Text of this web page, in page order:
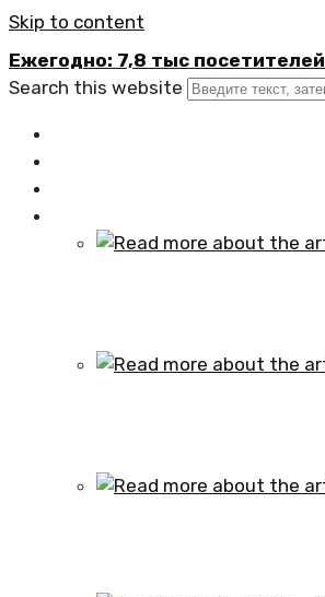
Skip to content
Ежегодно: 7,8 тыс посетителей
Search this website